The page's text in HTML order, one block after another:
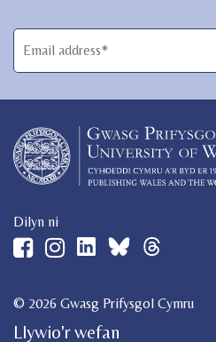
Dilyn ni
© 2026 Gwasg Prifysgol Cymru
Llywio'r wefan